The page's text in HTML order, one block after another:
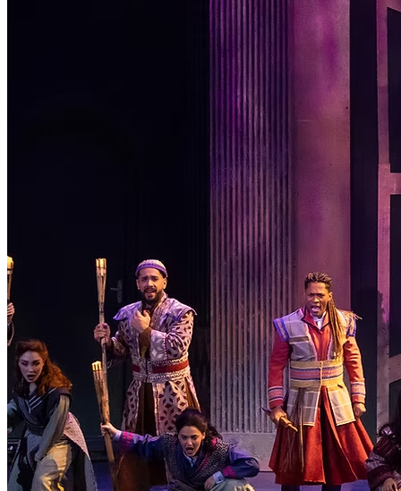
Código Corporativo de Conduta Ética
Educação Financeira
Política de Privacidade
Lei ECA Digital
Soluções
Alelo Pod Gestão de VT
Soluções de Pagamentos
Contrate agora
Alelo S.A.
CNPJ 04.740.876/0001-25 | Alameda Xingu, 512, 3º, 4º e 16º (parte)
andares, Alphaville, Barueri/SP | CEP 06455-030
Naip Instituição de Pagamento S.A.